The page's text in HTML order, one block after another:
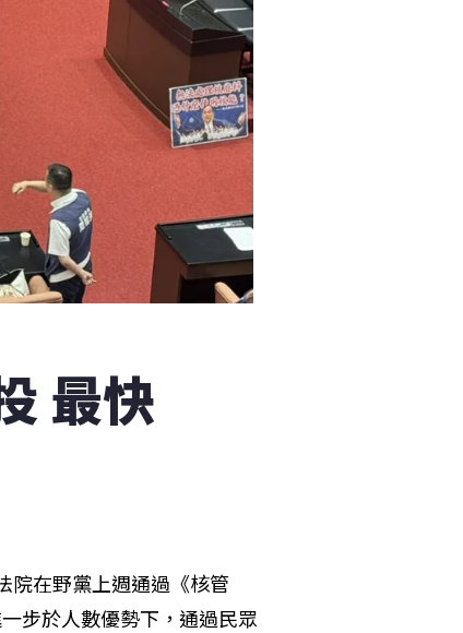
最快
院在野黨上週通過《核管
步於人數優勢下，通過民眾